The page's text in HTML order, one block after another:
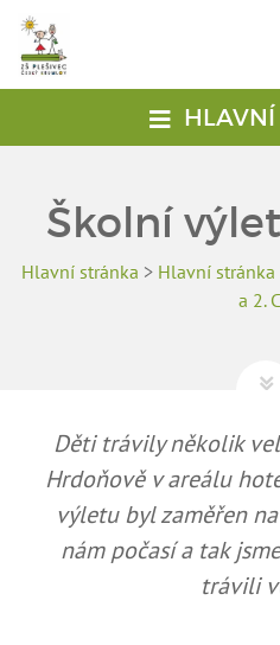
Školní
Hlavní stránka > Hlavní stránka
a 2. C
Děti trávily několik
Hrdoňově v areálu
výletu byl zaměřen
nám počasí a tak
trávili